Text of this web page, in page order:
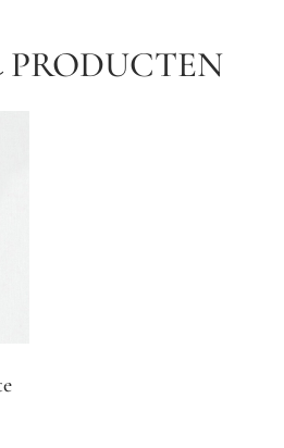
PRODUCTEN